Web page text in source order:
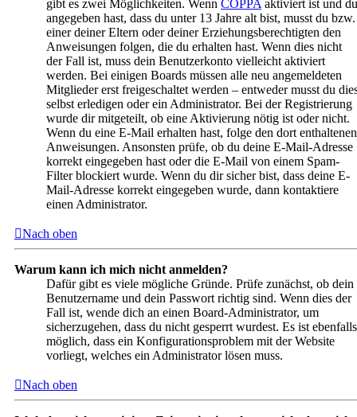
gibt es zwei Möglichkeiten. Wenn COPPA aktiviert ist und du
angegeben hast, dass du unter 13 Jahre alt bist, musst du bzw.
einer deiner Eltern oder deiner Erziehungsberechtigten den
Anweisungen folgen, die du erhalten hast. Wenn dies nicht
der Fall ist, muss dein Benutzerkonto vielleicht aktiviert
werden. Bei einigen Boards müssen alle neu angemeldeten
Mitglieder erst freigeschaltet werden – entweder musst du
selbst erledigen oder ein Administrator. Bei der Registrierung
wurde dir mitgeteilt, ob eine Aktivierung nötig ist oder nicht.
Wenn du eine E-Mail erhalten hast, folge den dort enthaltenen
Anweisungen. Ansonsten prüfe, ob du deine E-Mail-Adresse
korrekt eingegeben hast oder die E-Mail von einem Spam-
Filter blockiert wurde. Wenn du dir sicher bist, dass deine E-
Mail-Adresse korrekt eingegeben wurde, dann kontaktiere
einen Administrator.
Nach oben
Warum kann ich mich nicht anmelden?
Dafür gibt es viele mögliche Gründe. Prüfe zunächst, ob dein
Benutzername und dein Passwort richtig sind. Wenn dies der
Fall ist, wende dich an einen Board-Administrator, um
sicherzugehen, dass du nicht gesperrt wurdest. Es ist ebenfalls
möglich, dass ein Konfigurationsproblem mit der Website
vorliegt, welches ein Administrator lösen muss.
Nach oben